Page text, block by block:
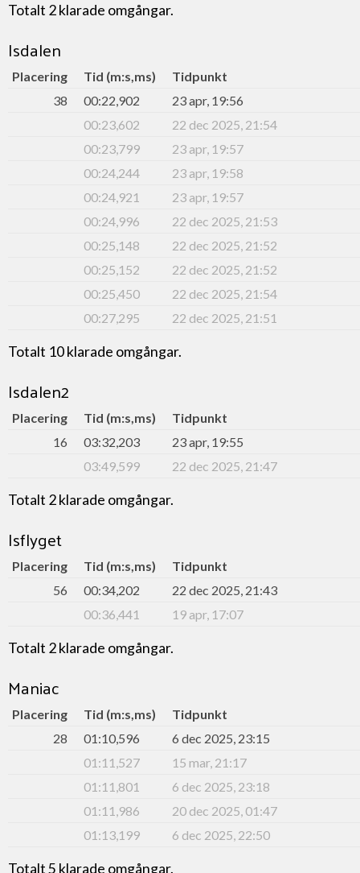
Totalt 2 klarade omgångar.
Isdalen
Placering Tid (m:s,ms)
Tidpunkt
38
00:22,902
23 apr, 19:56
00:23,602
22 dec 2025, 21:54
00:23,799
23 apr, 19:57
00:24,244
23 apr, 19:58
00:24,921
23 apr, 19:57
00:24,996
22 dec 2025, 21:53
00:25,148
22 dec 2025, 21:52
00:25,152
22 dec 2025, 21:52
00:25,450
22 dec 2025, 21:54
00:27,295
22 dec 2025, 21:51
Totalt 10 klarade omgångar.
Isdalen2
Placering Tid (m:s,ms)
Tidpunkt
16
03:32,203
23 apr, 19:55
03:49,599
22 dec 2025, 21:47
Totalt 2 klarade omgångar.
Isflyget
Placering Tid (m:s,ms)
Tidpunkt
56
00:34,202
22 dec 2025, 21:43
00:36,441
19 apr, 17:07
Totalt 2 klarade omgångar.
Maniac
Placering Tid (m:s,ms)
Tidpunkt
28
01:10,596
6 dec 2025, 23:15
01:11,527
15 mar, 21:17
01:11,801
6 dec 2025, 23:18
01:11,986
20 dec 2025, 01:47
01:13,199
6 dec 2025, 22:50
Totalt 5 klarade omgångar.